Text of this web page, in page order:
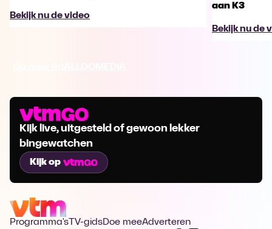
Bekijk nu de video
aan K3
Bekijk nu de
Kijk live, uitgesteld of gewoon lekker
bingewatchen
Kijk op
Programma's TV-gidsDoe meeAdverteren